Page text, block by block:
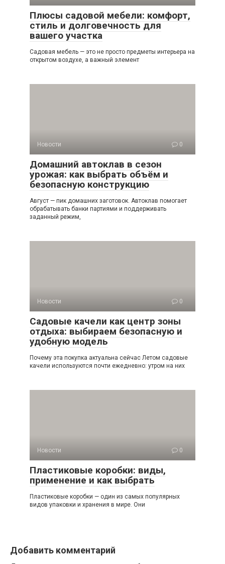
Плюсы садовой мебели: комфорт,
стиль и долговечность для
вашего участка
Садовая мебель — это не просто предметы интерьера на
открытом воздухе, а важный элемент
Новости 0
Домашний автоклав в сезон
урожая: как выбрать объём и
безопасную конструкцию
Август — пик домашних заготовок. Автоклав помогает
обрабатывать банки партиями и поддерживать
заданный режим,
Новости 0
Садовые качели как центр зоны
отдыха: выбираем безопасную и
удобную модель
Почему эта покупка актуальна сейчас Летом садовые
качели используются почти ежедневно: утром на них
Новости 0
Пластиковые коробки: виды,
применение и как выбрать
Пластиковые коробки — один из самых популярных
видов упаковки и хранения в мире. Они
Добавить комментарий